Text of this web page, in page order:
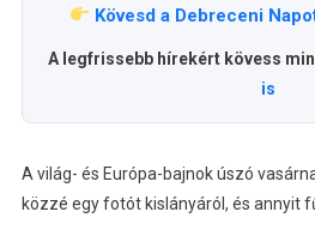
Kövesd a Debreceni
A legfrissebb hírekért kövess
is
A világ- és Európa-bajnok úszó
közzé egy fotót kislányáról, és annyit